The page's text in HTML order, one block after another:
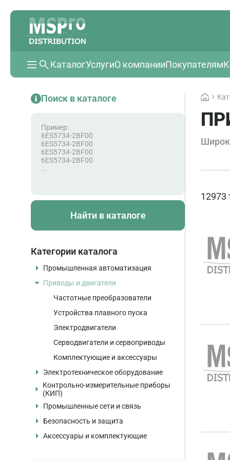
КаталогУслугиО компанииПокупателям
Поиск в каталоге
Пример:
6ES5734-2BF00
6ES5734-2BF00
6ES5734-2BF00
6ES5734-2BF00
...
Найти в каталоге
Категории каталога
Промышленная автоматизация
Программируемые контроллеры
Контроллеры
Модули ввода/вывода, интерфейсные
модули
Панели оператора
Промышленные компьютеры
Программное обеспечение
Коммуникационные модули
Карты памяти
Блоки питания
Учебные стенды и training cases
Комплектующие и аксессуары
Приводы и двигатели
Частотные преобразователи
Устройства плавного пуска
Электродвигатели
Серводвигатели и сервоприводы
Комплектующие и аксессуары
Электротехническое оборудование
Автоматические выключатели
Контрольно-измерительные приборы
(КИП)
Датчики давления
Датчики температуры
Датчики уровня
Промышленные сети и связь
Промышленные коммутаторы
Маршрутизаторы
Безопасность и защита
Системы безопасности
Аксессуары и комплектующие
12973